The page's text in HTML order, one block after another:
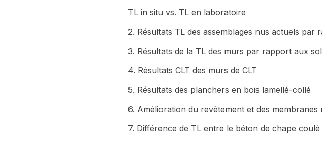
TL in situ vs. TL en laboratoire
2. Résultats TL des assemblages nus actuels par
3. Résultats de la TL des murs par rapport aux
4. Résultats CLT des murs de CLT
5. Résultats des planchers en bois lamellé-collé
6. Amélioration du revêtement et des membranes
7. Différence de TL entre le béton de chape